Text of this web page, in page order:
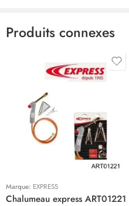
Produits connexes
Marque: EXPRESS
Chalumeau express ART01221